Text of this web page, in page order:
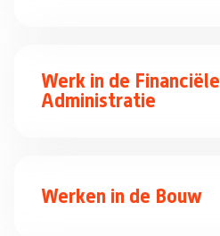
Werk in de Financiële
Administratie
Werken in de Bouw